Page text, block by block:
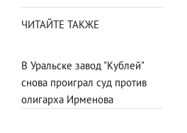
ЧИТАЙТЕ ТАКЖЕ
В Уральске завод "Кублей"
снова проиграл суд против
олигарха Ирменова